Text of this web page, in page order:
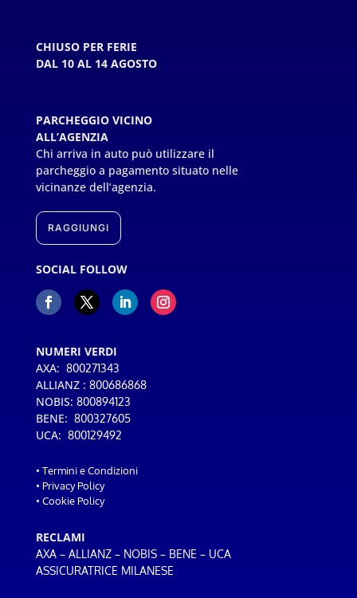
CHIUSO PER FERIE
DAL 10 AL 14 AGOSTO
PARCHEGGIO VICINO
ALL’AGENZIA
Chi arriva in auto può utilizzare il
parcheggio a pagamento situato nelle
vicinanze dell’agenzia.
RAGGIUNGI
SOCIAL FOLLOW
NUMERI VERDI
AXA: 800271343
ALLIANZ : 800686868
NOBIS: 800894123
BENE: 800327605
UCA: 800129492
• Termini e Condizioni
• Privacy Policy
• Cookie Policy
RECLAMI
AXA– ALLIANZ– NOBIS– BENE – UCA
ASSICURATRICE MILANESE